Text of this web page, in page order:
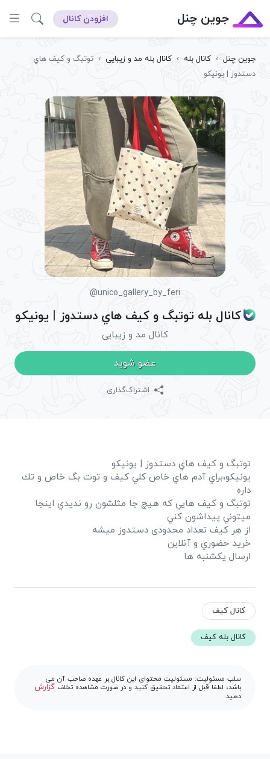
جوین چنل افزودن کانال
جوین چنل › کانال بله › کانال بله مد و زیبایی › توتبگ و كيف هاي
دستدوز | يونيكو
@unico_gallery_by_feri
کانال بله توتبگ و كيف هاي دستدوز | يونيكو
کانال مد و زیبایی
عضو شوید
اشتراک‌گذاری
توتبگ و كيف هاي دستدوز | يونيكو
يونيكو،براي آدم هاي خاص كلي كيف و توت بگ خاص و تك
داره
توتبگ و كيف هايي كه هيچ جا مثلشون رو نديدي اينجا
ميتوني پيداشون كني
از هر کیف تعداد محدودی دستدوز میشه
خريد حضوري و آنلاين
ارسال يكشنبه ها
کانال كيف
کانال بله كيف
سلب مسئولیت: مسئولیت محتوای این کانال بر عهده صاحب آن می
باشد، لطفا قبل از اعتماد تحقیق کنید و در صورت مشاهده تخلف گزارش
دهید.